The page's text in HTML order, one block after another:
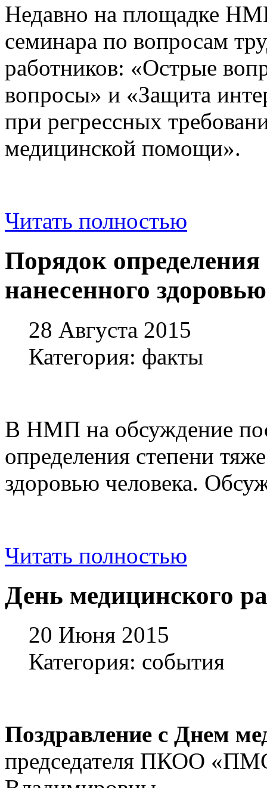
Недавно на площадке
семинара по вопросам
работников: «Острые
вопросы» и «Защита
при регрессных
медицинской помощи».
Читать полностью
Порядок определения
нанесенного
28 Августа 2015
Категория: факты
В НМП на обсуждение
определения степени
здоровью человека.
Читать полностью
День медицинского
20 Июня 2015
Категория: события
Поздравление с Днем
председателя ПКОО